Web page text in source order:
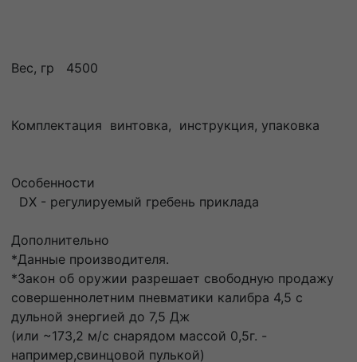
Вес, гр 4500
Комплектация винтовка, инструкция, упаковка
Особенности
DX - регулируемый гребень приклада
Дополнительно
*Данные производителя.
*Закон об оружии разрешает свободную продажу
совершеннолетним пневматики калибра 4,5 с
дульной энергией до 7,5 Дж
(или ~173,2 м/с снарядом массой 0,5г. -
например,свинцовой пулькой)